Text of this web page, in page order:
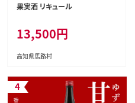
果実酒 リキュール
13,500円
高知県馬路村